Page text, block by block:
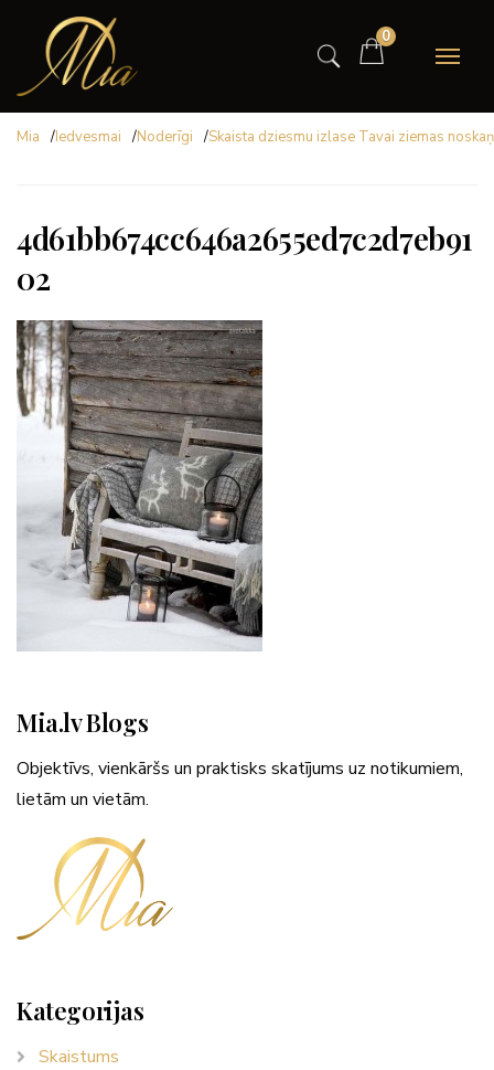
0
Mia /Iedvesmai /Noderīgi /Skaista dziesmu izlase Tavai ziemas
4d61bb674cc646a2655ed7c2d7eb91
02
Mia.lv Blogs
Objektīvs, vienkāršs un praktisks skatījums uz notikumiem,
lietām un vietām.
Kategorijas
Skaistums